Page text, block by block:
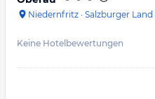
Niedernfritz · Salzburger Land
Keine Hotelbewertungen